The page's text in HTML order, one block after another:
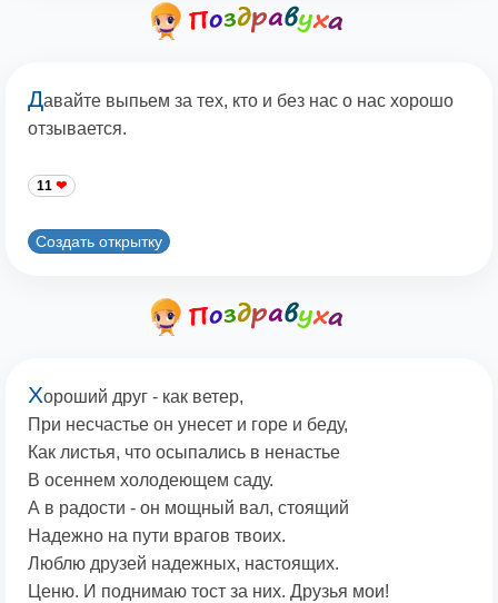
Давайте выпьем за тех, кто и без нас о нас хорошо
отзывается.
11
Создать открытку
Хороший друг - как ветер,
При несчастье он унесет и горе и беду,
Как листья, что осыпались в ненастье
В осеннем холодеющем саду.
А в радости - он мощный вал, стоящий
Надежно на пути врагов твоих.
Люблю друзей надежных, настоящих.
Ценю. И поднимаю тост за них. Друзья мои!